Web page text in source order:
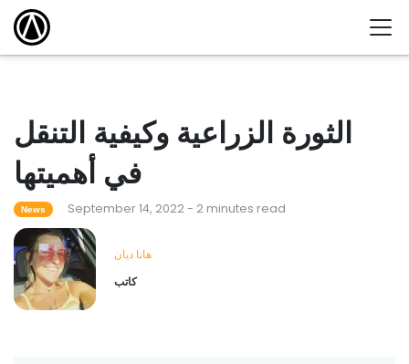
الثورة الزراعية وكيفية التنقل
في أهميتها
News September 14, 2022 - 2 minutes read
هانا ديان
كاتب